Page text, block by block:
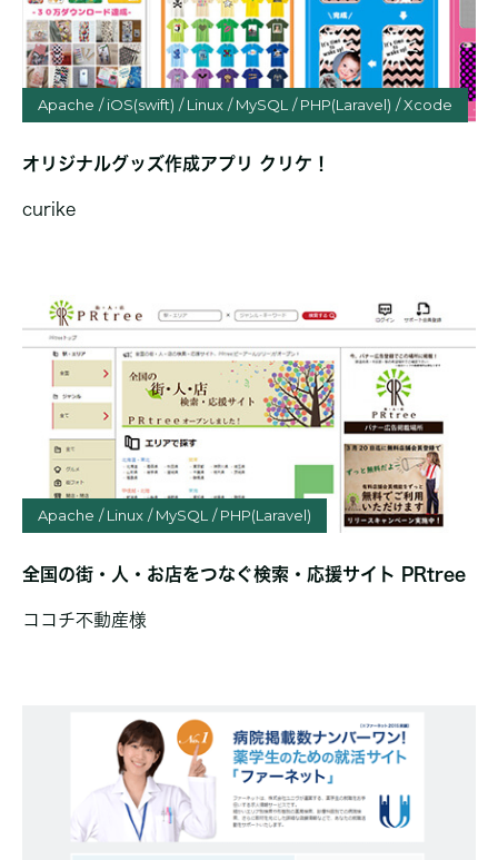
Apache iOS(swift) Linux MySQL PHP(Laravel) Xcode
オリジナルグッズ作成アプリ クリケ！
curike
Apache Linux MySQL PHP(Laravel)
全国の街・人・お店をつなぐ検索・応援サイト PRtree
ココチ不動産様